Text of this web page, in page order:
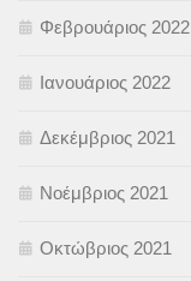
Φεβρουάριος 2022
Ιανουάριος 2022
Δεκέμβριος 2021
Νοέμβριος 2021
Οκτώβριος 2021